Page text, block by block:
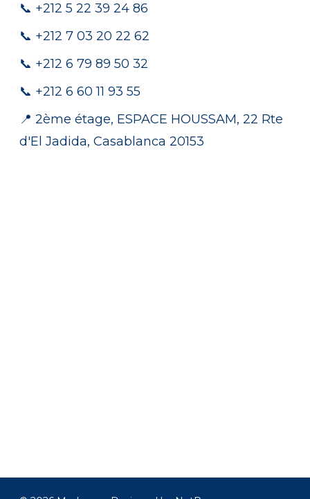
📞 +212 5 22 39 24 86
📞 +212 7 03 20 22 62
📞 +212 6 79 89 50 32
📞 +212 6 60 11 93 55
📍 2ème étage, ESPACE HOUSSAM, 22 Rte
d'El Jadida, Casablanca 20153